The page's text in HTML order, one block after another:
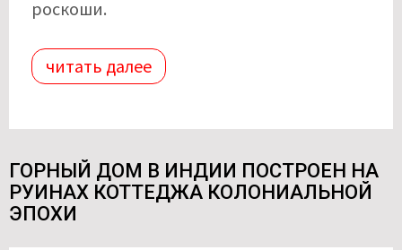
роскоши.
читать далее
ГОРНЫЙ ДОМ В ИНДИИ ПОСТРОЕН НА
РУИНАХ КОТТЕДЖА КОЛОНИАЛЬНОЙ
ЭПОХИ